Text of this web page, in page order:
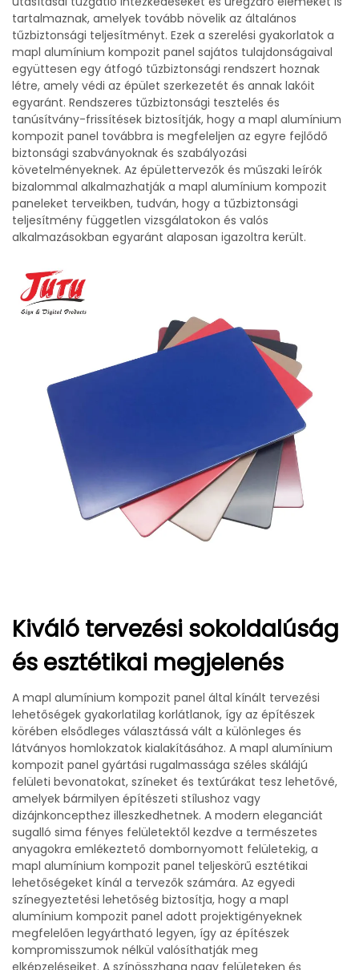
tartalmaznak, amelyek tovább növelik az általános
tűzbiztonsági teljesítményt. Ezek a szerelési gyakorlatok a
mapl alumínium kompozit panel sajátos tulajdonságaival
együttesen egy átfogó tűzbiztonsági rendszert hoznak
létre, amely védi az épület szerkezetét és annak lakóit
egyaránt. Rendszeres tűzbiztonsági tesztelés és
tanúsítvány-frissítések biztosítják, hogy a mapl alumínium
kompozit panel továbbra is megfeleljen az egyre fejlődő
biztonsági szabványoknak és szabályozási
követelményeknek. Az épülettervezők és műszaki leírók
bizalommal alkalmazhatják a mapl alumínium kompozit
paneleket terveikben, tudván, hogy a tűzbiztonsági
teljesítmény független vizsgálatokon és valós
alkalmazásokban egyaránt alaposan igazoltra került.
Kiváló tervezési sokoldalúság
és esztétikai megjelenés
A mapl alumínium kompozit panel által kínált tervezési
lehetőségek gyakorlatilag korlátlanok, így az építészek
körében elsődleges választássá vált a különleges és
látványos homlokzatok kialakításához. A mapl alumínium
kompozit panel gyártási rugalmassága széles skálájú
felületi bevonatokat, színeket és textúrákat tesz lehetővé,
amelyek bármilyen építészeti stílushoz vagy
dizájnkoncepthez illeszkedhetnek. A modern eleganciát
sugalló sima fényes felületektől kezdve a természetes
anyagokra emlékeztető dombornyomott felületekig, a
mapl alumínium kompozit panel teljeskörű esztétikai
lehetőségeket kínál a tervezők számára. Az egyedi
színegyeztetési lehetőség biztosítja, hogy a mapl
alumínium kompozit panel adott projektigényeknek
megfelelően legyártható legyen, így az építészek
kompromisszumok nélkül valósíthatják meg
elképzeléseiket. A színösszhang nagy felületeken és